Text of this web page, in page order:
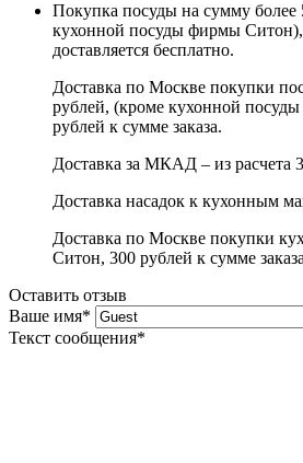
Покупка посуды на сумму более
кухонной посуды фирмы
доставляется бесплатно.
Доставка по Москве покупки
рублей, (кроме кухонной
рублей к сумме заказа.
Доставка за МКАД – из расчета
Доставка насадок к кухонным
Доставка по Москве покупки
Ситон, 300 рублей к сумме
Оставить отзыв
Ваше имя*
Текст сообщения*